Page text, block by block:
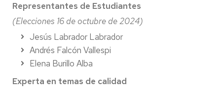
Representantes de Estudiantes
(Elecciones 16 de octubre de 2024)
Jesús Labrador Labrador
Andrés Falcón Vallespi
Elena Burillo Alba
Experta en temas de calidad